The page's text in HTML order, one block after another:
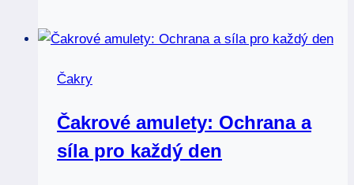
První
a
zdraví
Čakry
Čakrové amulety: Ochrana a
síla pro každý den